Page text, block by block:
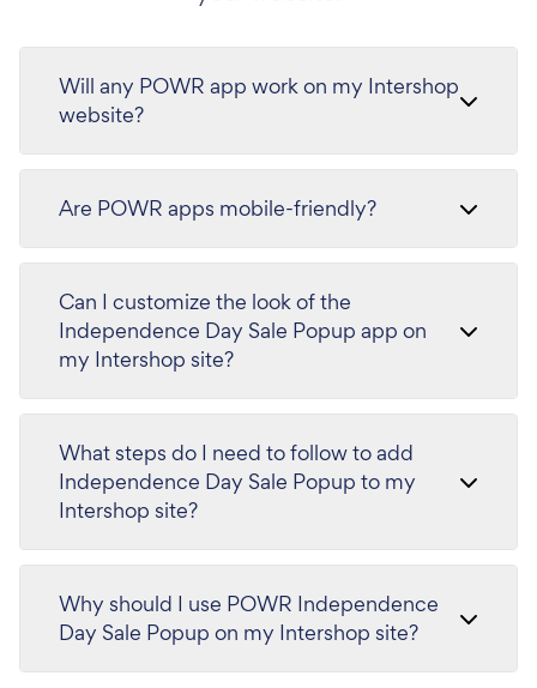
Will any POWR app work on my Intershop
website?
Are POWR apps mobile-friendly?
Can I customize the look of the
Independence Day Sale Popup app on
my Intershop site?
What steps do I need to follow to add
Independence Day Sale Popup to my
Intershop site?
Why should I use POWR Independence
Day Sale Popup on my Intershop site?